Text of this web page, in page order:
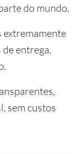
do mundo.
extremamente
entrega,
sem custos